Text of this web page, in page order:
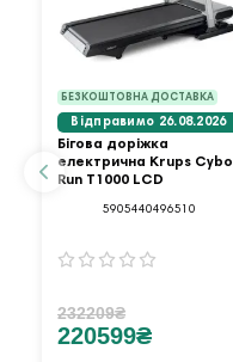
БЕЗКОШТОВНА ДОСТАВКА
Відправимо 26.08.2026
Бігова доріжка
електрична Krups Cybo
Run T1000 LCD
5905440496510
232209₴
220599₴